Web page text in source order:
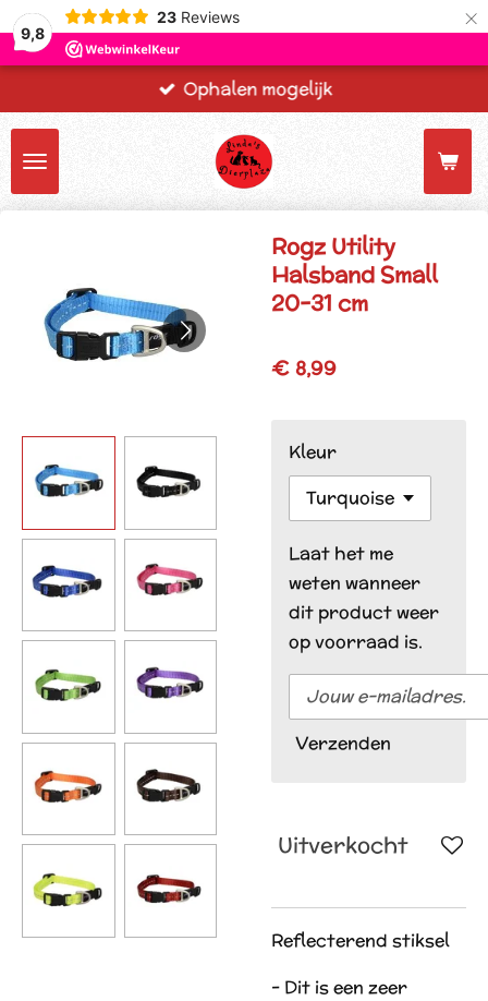
9,8
23 Reviews ×
Ophalen mogelijk
Rogz Utility
Halsband Small
20-31 cm
€ 8,99
Kleur
Laat het me
weten wanneer
dit product weer
op voorraad is.
Verzenden
Uitverkocht
Reflecterend stiksel
- Dit is een zeer